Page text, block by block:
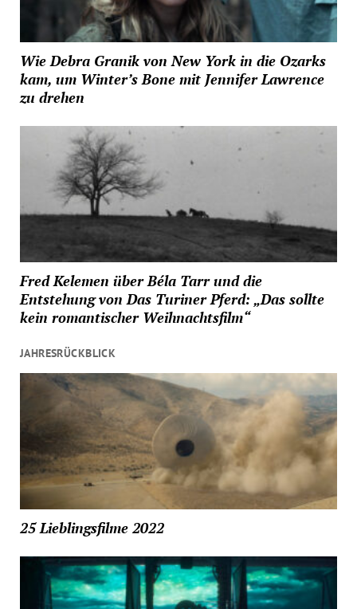
Wie Debra Granik von New York in die Ozarks
kam, um Winter’s Bone mit Jennifer Lawrence
zu drehen
Fred Kelemen über Béla Tarr und die
Entstehung von Das Turiner Pferd: „Das sollte
kein romantischer Weihnachtsfilm“
JAHRESRÜCKBLICK
25 Lieblingsfilme 2022